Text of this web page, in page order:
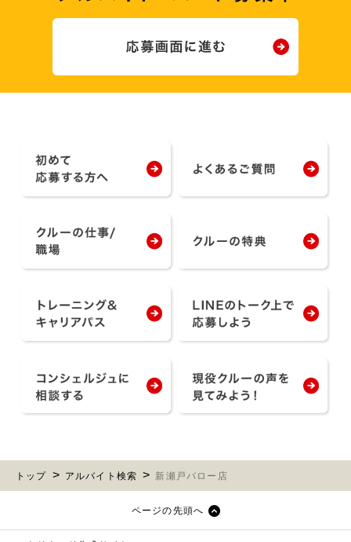
トップ アルバイト検索 新瀬戸バロー店
ページの先頭へ